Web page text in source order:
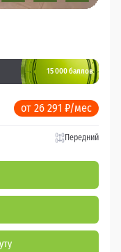
15 000 баллов
от 26 291 ₽/мес
Передний